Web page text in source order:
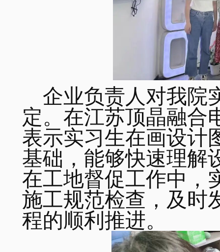
企业负责人对我院
定。在江苏顶晶融合
表示实习生在画设计
基础，能够快速理解
在工地督促工作中，
施工规范检查，及时
程的顺利推进。